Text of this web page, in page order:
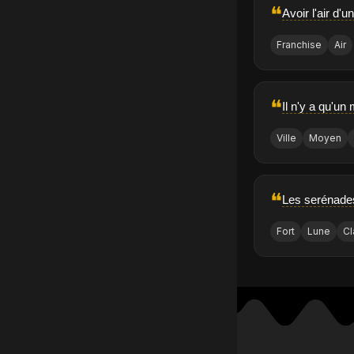
❝Avoir l'air
Franchise Air
❝Il n'y a qu'un
Ville Moyen
❝Les
Fort Lune